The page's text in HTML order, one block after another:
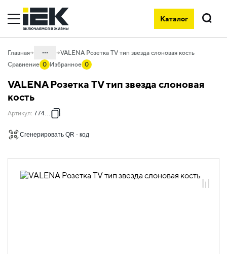
Каталог
Поиск
Главная ...
06.01 Электроустановочные изделия
06.01.14 Электроустановочные
06.01.14.02 ЭУИ VALENA: цвет
VALENA Розетка TV тип звезда слоновая кость
Сравнение 0 Избранное 0
VALENA Розетка TV тип звезда слоновая
кость
Артикул: 774329
Сгенерировать QR - код